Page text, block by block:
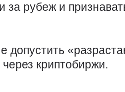
за рубеж и
криптобиржи.